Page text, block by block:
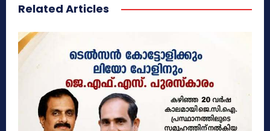
Related Articles